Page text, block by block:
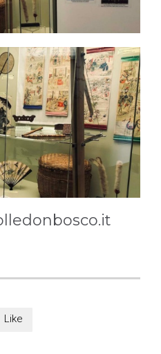
Like